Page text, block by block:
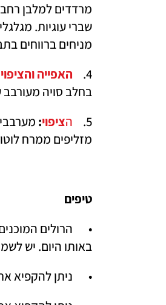
מניחים ברווחים
4.
האפייה והציפוי
בחלב סויה מעורבב עם סילאן
5.
הציפוי:
מזליפים ממרח
טיפים
באותו היום. יש
•	ניתן להקפיא את הרולים לאחר האפייה, ללא הציפוי הלבן.